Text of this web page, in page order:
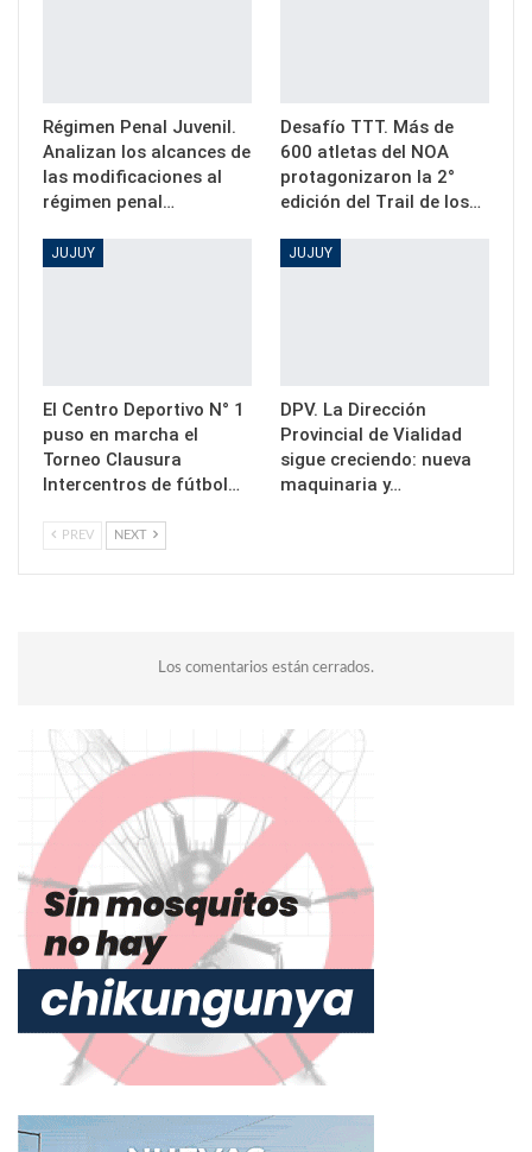
Régimen Penal Juvenil.
Analizan los alcances de
las modificaciones al
régimen penal…
Desafío TTT. Más de
600 atletas del NOA
protagonizaron la 2°
edición del Trail de los…
JUJUY
El Centro Deportivo N° 1
puso en marcha el
Torneo Clausura
Intercentros de fútbol…
JUJUY
DPV. La Dirección
Provincial de Vialidad
sigue creciendo: nueva
maquinaria y…
PREV NEXT
Los comentarios están cerrados.